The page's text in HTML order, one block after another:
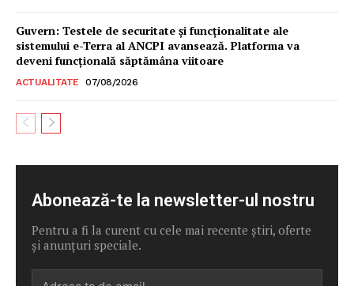
Guvern: Testele de securitate și funcționalitate ale
sistemului e-Terra al ANCPI avansează. Platforma va
deveni funcțională săptămâna viitoare
ACTUALITATE 07/08/2026
Abonează-te la newsletter-ul nostru
Pentru a fi la curent cu cele mai recente știri, oferte
și anunțuri speciale.